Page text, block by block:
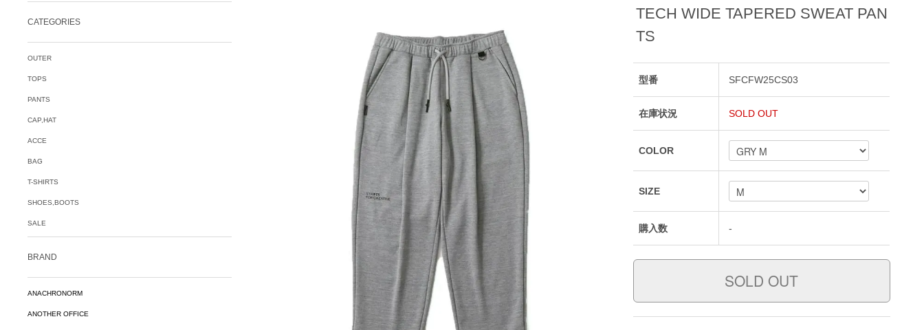
TECH WIDE TAPERED SWEAT PAN
TS
型番 SFCFW25CS03
在庫状況 SOLD OUT
COLOR
SIZE
購入数 -
CATEGORIES
OUTER
TOPS
PANTS
CAP,HAT
ACCE
BAG
T-SHIRTS
SHOES,BOOTS
SALE
BRAND
ANACHRONORM
ANOTHER OFFICE